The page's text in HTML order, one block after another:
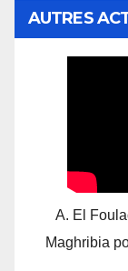
AUTRES
A. El
Maghribia